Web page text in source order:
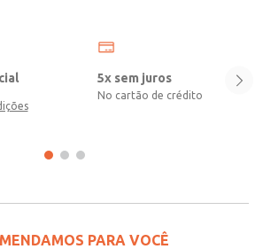
5x sem juros
No cartão de crédito
PARA VOCÊ